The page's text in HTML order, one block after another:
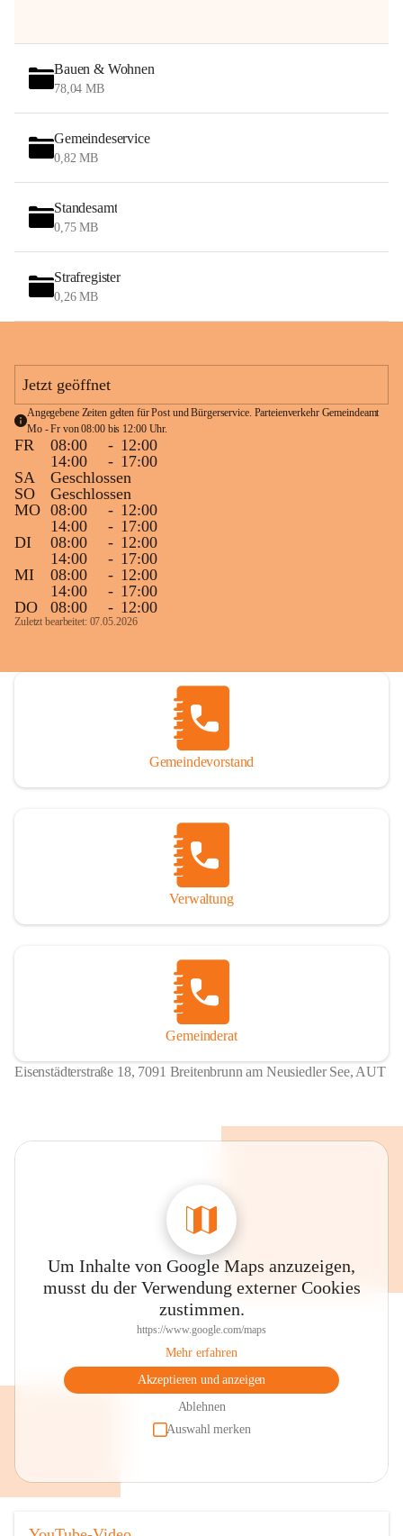
Bauen & Wohnen
78,04 MB
Gemeindeservice
0,82 MB
Standesamt
0,75 MB
Strafregister
0,26 MB
Jetzt geöffnet
Angegebene Zeiten gelten für Post und Bürgerservice. Parteienverkehr Gemeindeamt
Mo - Fr von 08:00 bis 12:00 Uhr.
FR 08:00 - 12:00
14:00
- 17:00
SA
Geschlossen
SO
Geschlossen
MO 08:00 - 12:00
14:00
- 17:00
DI
08:00 - 12:00
14:00
- 17:00
MI
08:00 - 12:00
14:00
- 17:00
DO
08:00 - 12:00
Zuletzt bearbeitet: 07.05.2026
Gemeindevorstand
Verwaltung
Gemeinderat
Eisenstädterstraße 18, 7091 Breitenbrunn am Neusiedler See, AUT
Um Inhalte von Google Maps anzuzeigen,
musst du der Verwendung externer Cookies
zustimmen.
https://www.google.com/maps
Mehr erfahren
Akzeptieren und anzeigen
Ablehnen
Auswahl merken